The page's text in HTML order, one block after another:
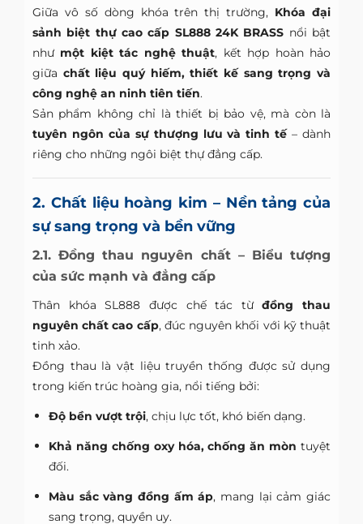
Giữa vô số dòng khóa trên thị trường, Khóa đại
sảnh biệt thự cao cấp SL888 24K BRASS nổi bật
như một kiệt tác nghệ thuật, kết hợp hoàn hảo
giữa chất liệu quý hiếm, thiết kế sang trọng và
công nghệ an ninh tiên tiến.
Sản phẩm không chỉ là thiết bị bảo vệ, mà còn là
tuyên ngôn của sự thượng lưu và tinh tế– dành
riêng cho những ngôi biệt thự đẳng cấp.
2. Chất liệu hoàng kim – Nền tảng của
sự sang trọng và bền vững
2.1. Đồng thau nguyên chất – Biểu tượng
của sức mạnh và đẳng cấp
Thân khóa SL888 được chế tác từđồng thau
nguyên chất cao cấp, đúc nguyên khối với kỹ thuật
tinh xảo.
Đồng thau là vật liệu truyền thống được sử dụng
trong kiến trúc hoàng gia, nổi tiếng bởi:
Độ bền vượt trội, chịu lực tốt, khó biến dạng.
Khả năng chống oxy hóa, chống ăn mòn tuyệt
đối.
Màu sắc vàng đồng ấm áp, mang lại cảm giác
sang trọng, quyền uy.